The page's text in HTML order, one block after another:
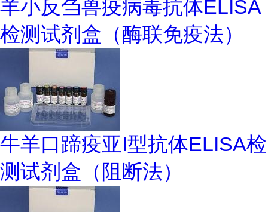
羊小反刍兽疫病毒抗体ELISA
检测试剂盒（酶联免疫法）
牛羊口蹄疫亚I型抗体ELISA检
测试剂盒（阻断法）